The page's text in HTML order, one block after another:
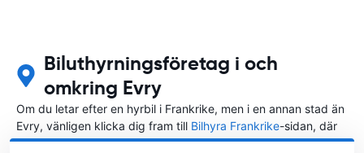
Biluthyrningsföretag i och
omkring Evry
Om du letar efter en hyrbil i Frankrike, men i en annan stad än
Evry, vänligen klicka dig fram till Bilhyra Frankrike-sidan, där
du kan välja i vilken stad i Frankrike du vill hyra en bil.